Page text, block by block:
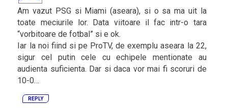
Am vazut PSG si Miami (aseara), si o sa ma uit la
toate meciurile lor. Data viitoare il fac intr-o tara
“vorbitoare de fotbal” si e ok.
Iar la noi fiind si pe ProTV, de exemplu aseara la 22,
sigur cel putin cele cu echipele mentionate au
audienta suficienta. Dar si daca vor mai fi scoruri de
10-0…
REPLY